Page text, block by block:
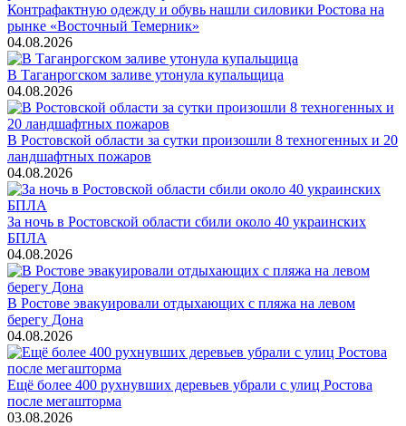
Контрафактную одежду и обувь нашли силовики Ростова на
рынке «Восточный Темерник»
04.08.2026
В Таганрогском заливе утонула купальщица
04.08.2026
В Ростовской области за сутки произошли 8 техногенных и 20
ландшафтных пожаров
04.08.2026
За ночь в Ростовской области сбили около 40 украинских
БПЛА
04.08.2026
В Ростове эвакуировали отдыхающих с пляжа на левом
берегу Дона
04.08.2026
Ещё более 400 рухнувших деревьев убрали с улиц Ростова
после мегашторма
03.08.2026